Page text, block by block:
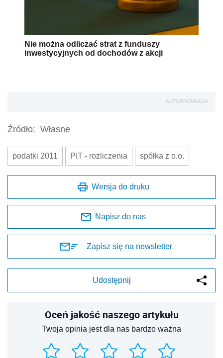
Nie można odliczać strat z funduszy
inwestycyjnych od dochodów z akcji
AUTOPROMOCJA
Źródło: Własne
podatki 2011 PIT - rozliczenia spółka z o.o.
Wersja do druku
Napisz do nas
Zapisz się na newsletter
Udostępnij
Oceń jakość naszego artykułu
Twoja opinia jest dla nas bardzo ważna